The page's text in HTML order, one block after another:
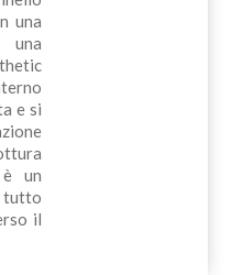
una
una
e si
è un
il